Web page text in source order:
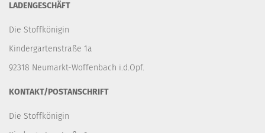
LADENGESCHÄFT
Die Stoffkönigin
Kindergartenstraße 1a
92318 Neumarkt-Woffenbach i.d.Opf.
KONTAKT/POSTANSCHRIFT
Die Stoffkönigin